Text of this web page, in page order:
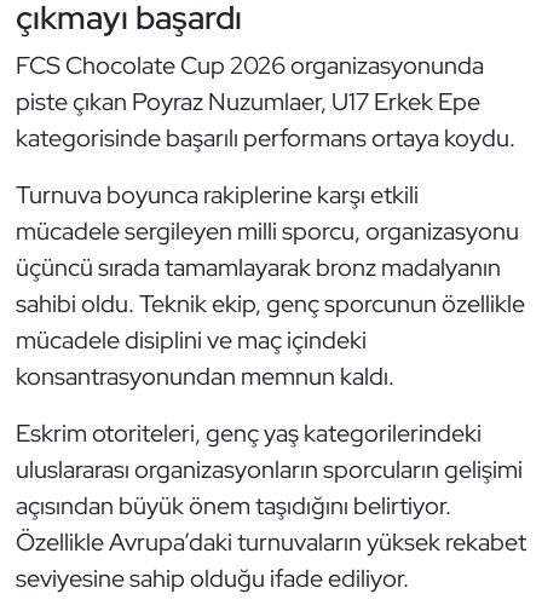
çıkmayı başardı
FCS Chocolate Cup 2026 organizasyonunda
piste çıkan Poyraz Nuzumlaer, U17 Erkek Epe
kategorisinde başarılı performans ortaya koydu.
Turnuva boyunca rakiplerine karşı etkili
mücadele sergileyen milli sporcu, organizasyonu
üçüncü sırada tamamlayarak bronz madalyanın
sahibi oldu. Teknik ekip, genç sporcunun özellikle
mücadele disiplini ve maç içindeki
konsantrasyonundan memnun kaldı.
Eskrim otoriteleri, genç yaş kategorilerindeki
uluslararası organizasyonların sporcuların gelişimi
açısından büyük önem taşıdığını belirtiyor.
Özellikle Avrupa’daki turnuvaların yüksek rekabet
seviyesine sahip olduğu ifade ediliyor.
Hentbol
İşitme Engelli Sporcular
Judo ve Kuraş
Kano ve Rafting
Karate
Kayak
Kempo
Kick Boks
Kürek